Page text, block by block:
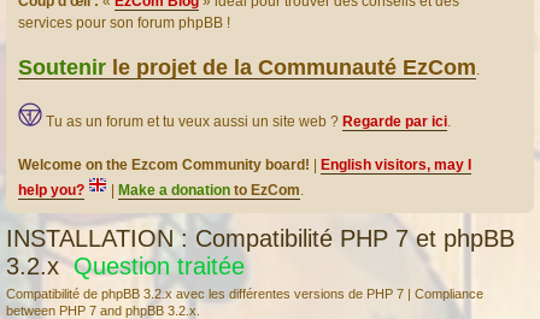
services pour son forum phpBB !
Soutenir le projet de la Communauté EzCom.
Tu as un forum et tu veux aussi un site web ? Regarde par ici.
Welcome on the Ezcom Community board!
English visitors, may I
help you?
Make a donation to EzCom.
INSTALLATION : Compatibilité PHP 7 et phpBB
3.2.x Question traitée
Compatibilité de phpBB 3.2.x avec les différentes versions de PHP 7 | Compliance
between PHP 7 and phpBB 3.2.x.